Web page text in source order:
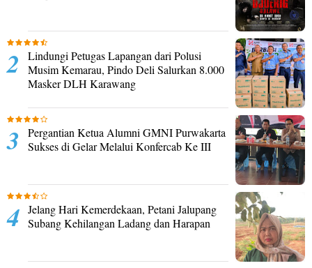
Lindungi Petugas Lapangan dari Polusi
Musim Kemarau, Pindo Deli Salurkan 8.000
Masker DLH Karawang
Pergantian Ketua Alumni GMNI Purwakarta
Sukses di Gelar Melalui Konfercab Ke III
Jelang Hari Kemerdekaan, Petani Jalupang
Subang Kehilangan Ladang dan Harapan